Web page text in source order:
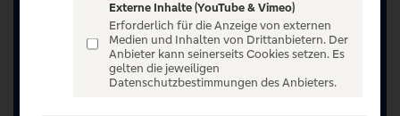
Jetzt anmelden oder registrieren
Externe Inhalte (YouTube & Vimeo)
Erforderlich für die Anzeige von externen
Medien und Inhalten von Drittanbietern. Der
Anbieter kann seinerseits Cookies setzen. Es
gelten die jeweiligen
Datenschutzbestimmungen des Anbieters.